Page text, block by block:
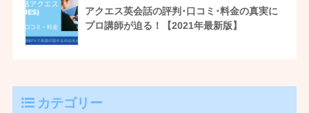
アクエス英会話の評判･口コミ･料金の真実に
プロ講師が迫る！【2021年最新版】
カテゴリー